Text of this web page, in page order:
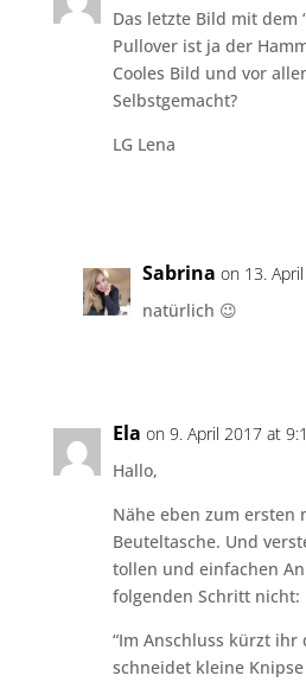
Das letzte Bild mit dem
Pullover ist ja der
Cooles Bild und vor
Selbstgemacht?
LG Lena
Sabrina on 13.
natürlich 😉
Ela on 9. April 2017 at
Hallo,
Nähe eben zum ersten
Beuteltasche. Und
tollen und einfachen
folgenden Schritt nicht:
“Im Anschluss kürzt ihr
schneidet kleine